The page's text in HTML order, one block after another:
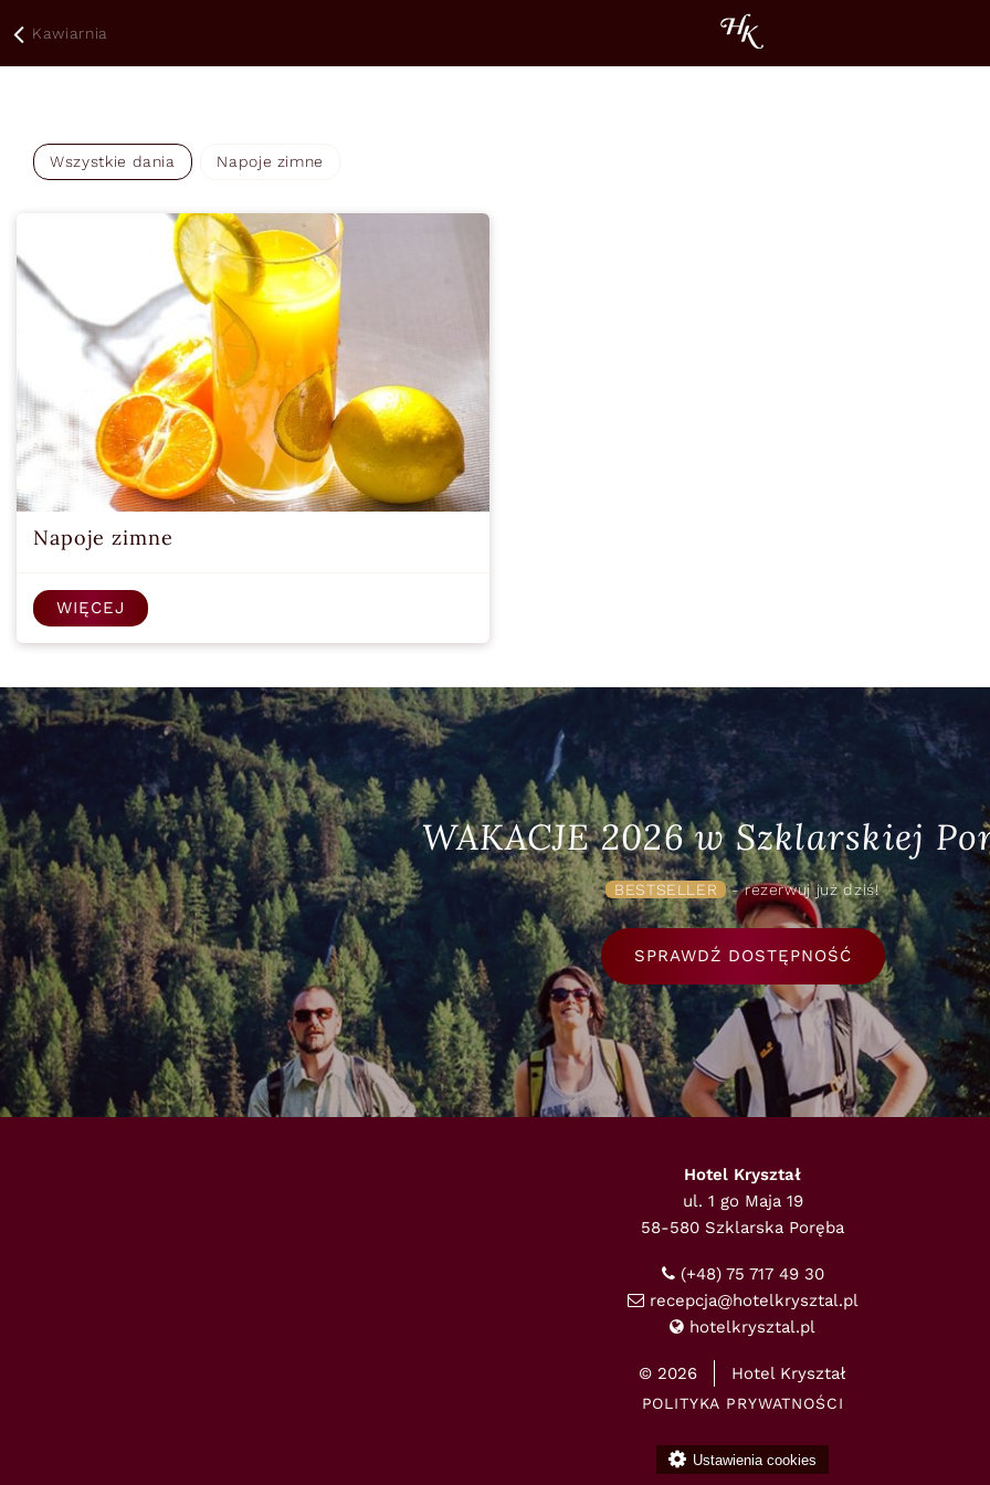
Kawiarnia
Wszystkie dania Napoje zimne
Napoje zimne
WIĘCEJ
WAKACJE 2026 w Szklarskiej
BESTSELLER - rezerwuj już dziś!
SPRAWDŹ DOSTĘPNOŚĆ
Hotel Kryształ
ul. 1 go Maja 19
58-580 Szklarska Poręba
(+48) 75 717 49 30
recepcja@hotelkrysztal.pl
hotelkrysztal.pl
© 2026 Hotel Kryształ
POLITYKA PRYWATNOŚCI
Ustawienia cookies